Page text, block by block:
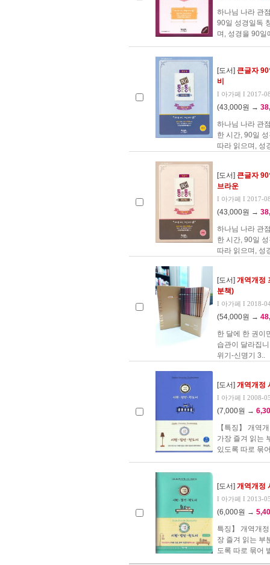
하나님 나라 관
90일 성경일독
며, 성경을 90일
[도서] 큰글자
비
I 아가페 I 2017-
(43,000원 →
하나님 나라 관
한 시간, 90일
따라 읽으며, 성
[도서] 큰글자
브라운
I 아가페 I 2017-
(43,000원 →
하나님 나라 관
한 시간, 90일
따라 읽으며, 성
[도서] 개역개정
분책)
I 아가페 I 2018-
(54,000원 →
한 달에 한 권이
습관이 달라집
위기-신명기 3..
[도서] 개역개정
I 아가페 I 2008-
(7,000원 →
【특징】 개역
가장 즐겨 읽는
있도록 따로 묶
[도서] 개역개정
I 아가페 I 2013-
(6,000원 →
특징】 개역개
장 즐겨 읽는 부
도록 따로 묶어